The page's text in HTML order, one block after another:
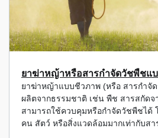
ยาฆ่าหญ้าหรือสารกำจัดวัชพืชแ
ยาฆ่าหญ้าแบบชีวภาพ (หรือ สารกำจั
ผลิตจากธรรมชาติ เช่น พืช สารสกัด
สามารถใช้ควบคุมหรือกำจัดวัชพืชได้
คน สัตว์ หรือสิ่งแวดล้อมมากเท่ากับส